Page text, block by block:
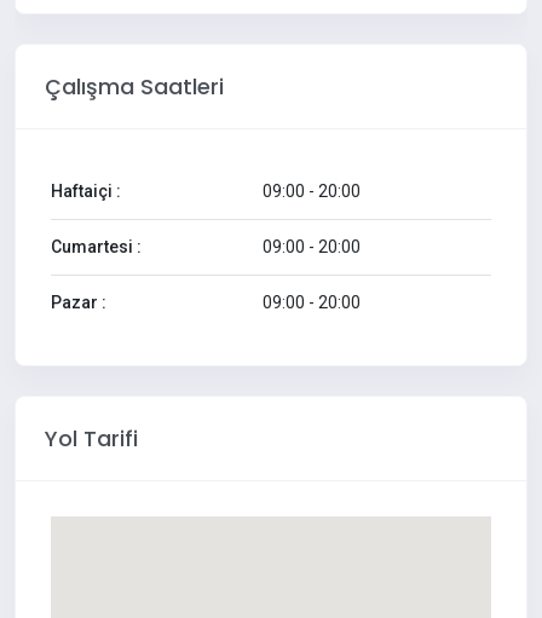
Çalışma Saatleri
Haftaiçi : 09:00 - 20:00
Cumartesi : 09:00 - 20:00
Pazar : 09:00 - 20:00
Yol Tarifi